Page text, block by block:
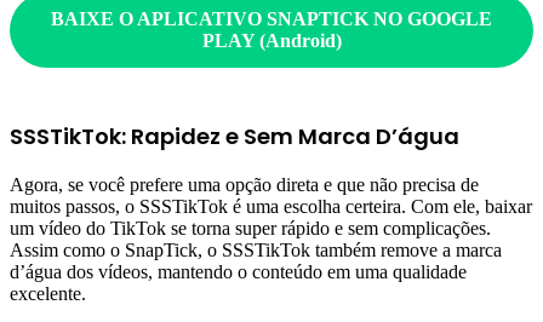
BAIXE O APLICATIVO SNAPTICK NO GOOGLE
PLAY (Android)
SSSTikTok: Rapidez e Sem Marca D’água
Agora, se você prefere uma opção direta e que não precisa de
muitos passos, o SSSTikTok é uma escolha certeira. Com ele, baixar
um vídeo do TikTok se torna super rápido e sem complicações.
Assim como o SnapTick, o SSSTikTok também remove a marca
d’água dos vídeos, mantendo o conteúdo em uma qualidade
excelente.